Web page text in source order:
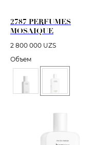
2787 PERFUMES
MOSAIQUE
2 800 000 UZS
Объем